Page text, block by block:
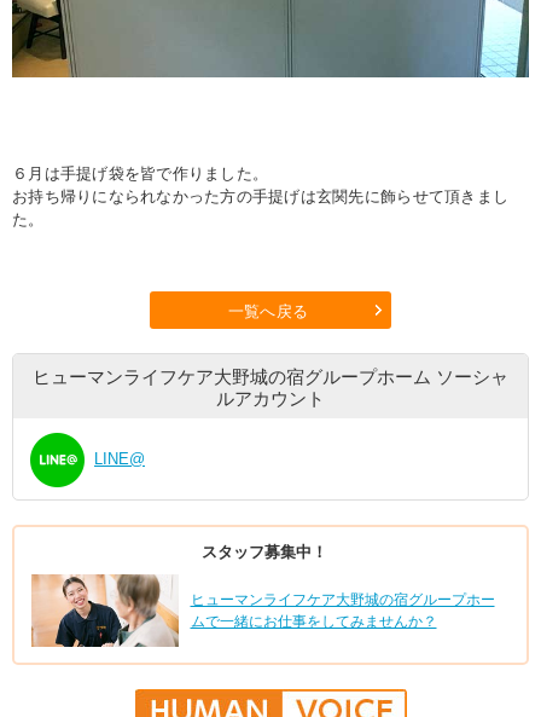
６月は手提げ袋を皆で作りました。
お持ち帰りになられなかった方の手提げは玄関先に飾らせて頂きまし
た。
一覧へ戻る
ヒューマンライフケア大野城の宿グループホーム ソーシャ
ルアカウント
LINE@
スタッフ募集中！
ヒューマンライフケア大野城の宿グループホー
ムで一緒にお仕事をしてみませんか？